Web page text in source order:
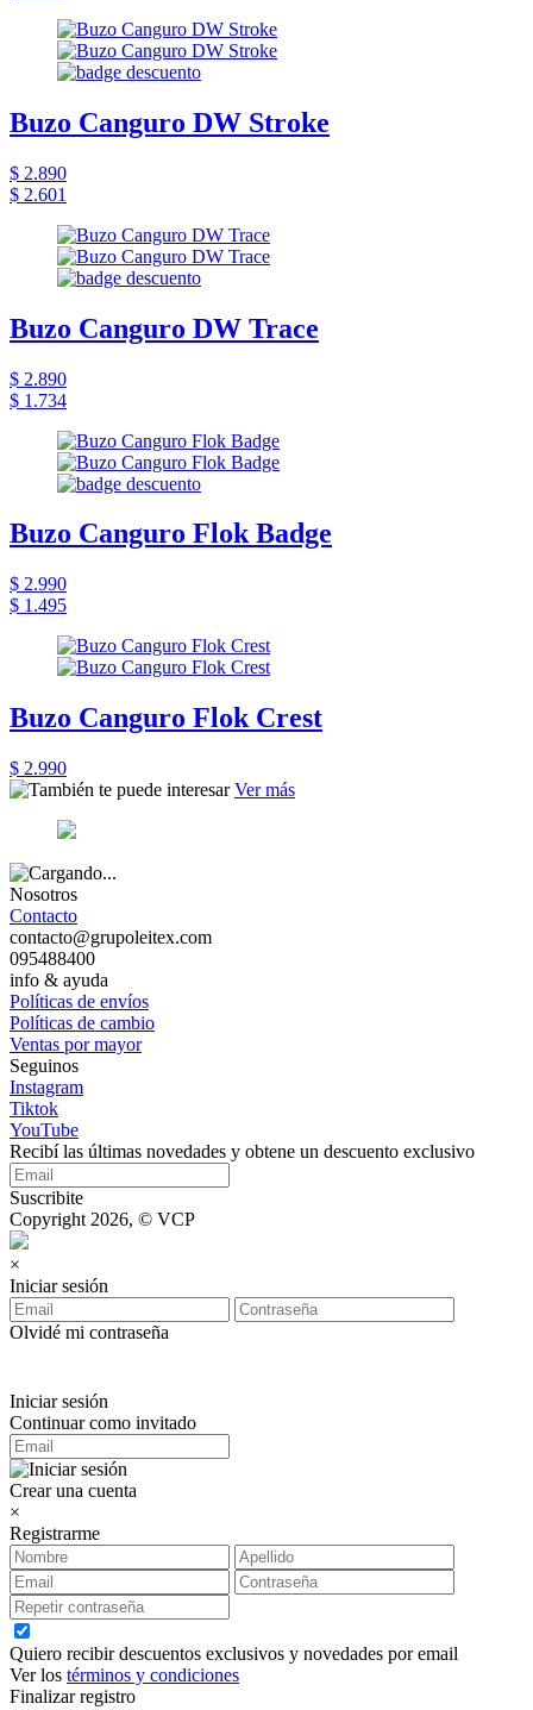
Buzo Canguro DW Stroke
$ 2.890
$ 2.601
Buzo Canguro DW Trace
$ 2.890
$ 1.734
Buzo Canguro Flok Badge
$ 2.990
$ 1.495
Buzo Canguro Flok Crest
$ 2.990
Ver más
Nosotros
Contacto
contacto@grupoleitex.com
095488400
info & ayuda
Políticas de envíos
Políticas de cambio
Ventas por mayor
Seguinos
Instagram
Tiktok
YouTube
Recibí las últimas novedades y obtene un descuento exclusivo
Suscribite
Copyright 2026, © VCP
×
Iniciar sesión
Olvidé mi contraseña
Iniciar sesión
Continuar como invitado
Crear una cuenta
×
Registrarme
Quiero recibir descuentos exclusivos y novedades por email
Ver los términos y condiciones
Finalizar registro